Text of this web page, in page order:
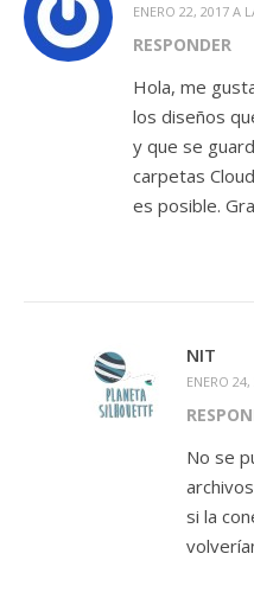
ENERO 22, 2017 A
RESPONDER
Hola, me
los diseños
y que se
carpetas
es posible.
NIT
ENERO
No se
si la